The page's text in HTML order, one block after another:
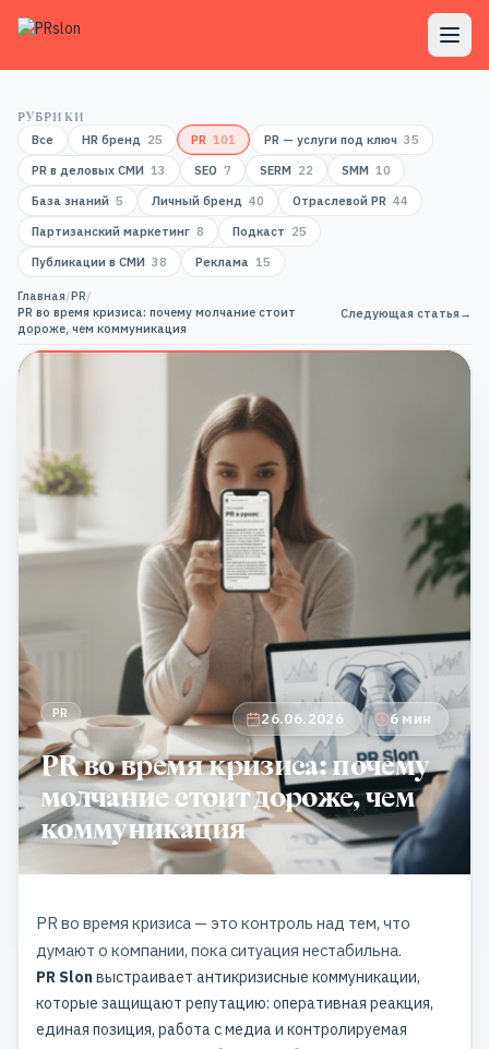
РУБРИКИ
Все
HR бренд 25 PR 101 PR — услуги под ключ 35
PR в деловых СМИ 13 SEO 7 SERM 22 SMM 10
База знаний 5 Личный бренд 40 Отраслевой PR 44
Партизанский маркетинг 8 Подкаст 25
Публикации в СМИ 38 Реклама 15
Главная/PR/
PR во время кризиса: почему молчание стоит
дороже, чем коммуникация
Следующая статья→
PR 26.06.2026 6 мин
PR во время кризиса: почему
молчание стоит дороже, чем
коммуникация
PR во время кризиса — это контроль над тем, что
думают о компании, пока ситуация нестабильна.
PR Slonвыстраивает антикризисные коммуникации,
которые защищают репутацию: оперативная реакция,
единая позиция, работа с медиа и контролируемая